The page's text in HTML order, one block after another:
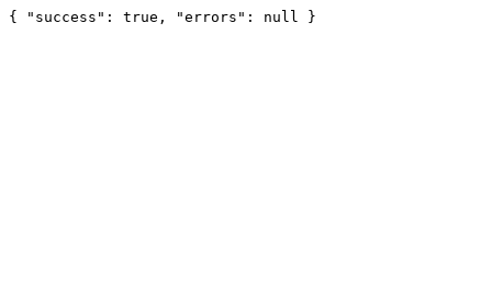
{ "success": true, "errors": null }